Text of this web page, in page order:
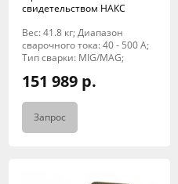
свидетельством НАКС
Вес: 41.8 кг; Диапазон
сварочного тока: 40 - 500 A;
Тип сварки: MIG/MAG;
151 989 р.
Запрос